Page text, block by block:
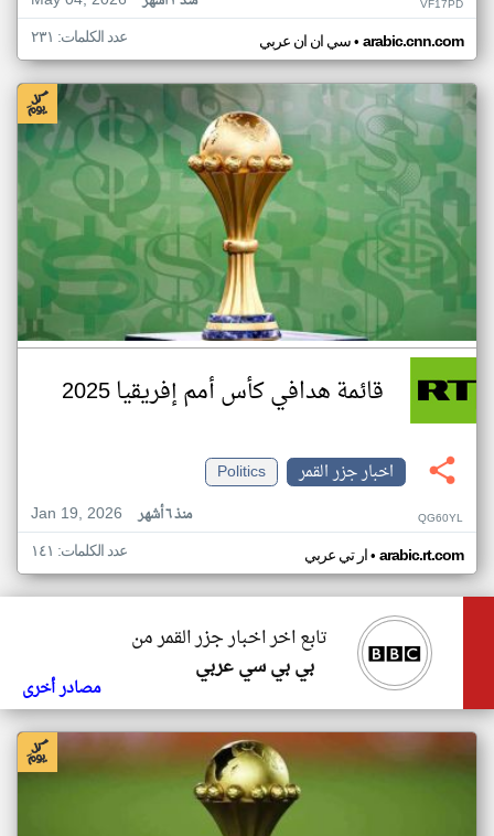
VF17PD
سي ان ان عربي• arabic.cnn.com عدد الكلمات: ٢٣١
قائمة هدافي كأس أمم إفريقيا 2025
اخبار جزر القمر
Politics
Jan 19, 2026
منذ ٦ أشهر QG60YL
ار تي عربي• arabic.rt.com عدد الكلمات: ١٤١
تابع اخر اخبار جزر القمر من
بي بي سي عربي
مصادر أخرى